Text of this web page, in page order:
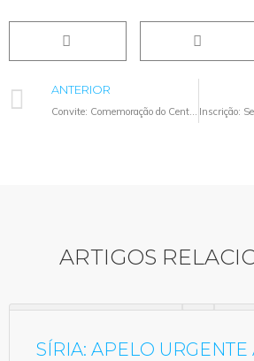
ANTERIOR
Convite: Comemoração do Centenário da Fundação da Liga
ARTIGOS
SÍRIA: APELO URGENTE